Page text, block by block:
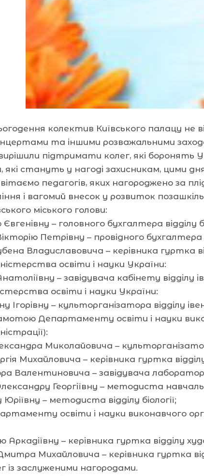
колектив Київського палацу не
та іншими розважальними
підтримати колег, які боронять
які стануть у нагоді захисникам,
педагогів, яких нагороджено за
і вагомий внесок у розвиток
міського голови:
– головного бухгалтера відділу
Петрівну – провідного бухгалтера
Владиславовича – керівника гуртка
освіти і науки України:
– завідувача кабінету
освіти і науки України:
Ігорівну – культорганізатора відділу
Департаменту освіти і науки
Миколайовича –
Михайловича – керівника гуртка
Валентиновича – завідувача
Георгіївну – методиста
– методиста відділу біології;
освіти і науки виконавчого
Аркадіївну – керівника гуртка відділу
Михайловича – керівника гуртка
із заслуженими нагородами.